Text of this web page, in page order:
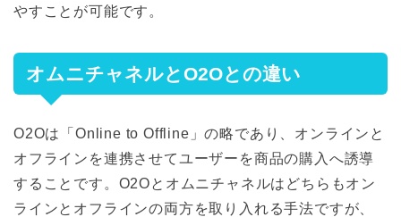
やすことが可能です。
オムニチャネルとO2Oとの違い
O2Oは「Online to Offline」の略であり、オンラインと
オフラインを連携させてユーザーを商品の購入へ誘導
することです。O2Oとオムニチャネルはどちらもオン
ラインとオフラインの両方を取り入れる手法ですが、